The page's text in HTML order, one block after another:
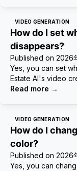
VIDEO GENERATION
How do I set
disappears?
Published on 2026
Yes, you can set
Estate AI's video
Read more →
VIDEO GENERATION
How do I
color?
Published on 2026
Yes, you can